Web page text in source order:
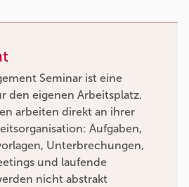
Seminar ist eine
den eigenen Arbeitsplatz.
arbeiten direkt an ihrer
Aufgaben,
Unterbrechungen,
und laufende
nicht abstrakt